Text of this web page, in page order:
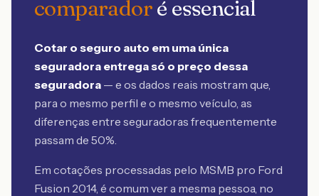
comparadoré essencial
Cotar o seguro auto em uma única
seguradora entrega só o preço dessa
seguradora — e os dados reais mostram que,
para o mesmo perfil e o mesmo veículo, as
diferenças entre seguradoras frequentemente
passam de 50%.
Em cotações processadas pelo MSMB pro Ford
Fusion 2014, é comum ver a mesma pessoa, no